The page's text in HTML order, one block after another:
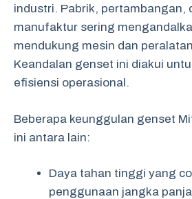
industri. Pabrik, pertambangan,
manufaktur sering
mendukung mesin dan
Keandalan genset ini diakui
efisiensi operasional.
Beberapa keunggulan genset
ini antara lain:
Daya tahan tinggi yang
penggunaan jangka